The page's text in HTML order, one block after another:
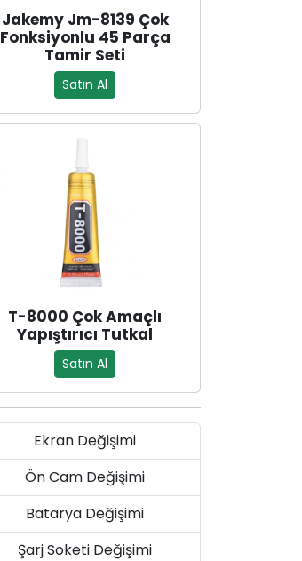
Jakemy Jm-8139 Çok
Fonksiyonlu 45 Parça
Tamir Seti
Satın Al
T-8000 Çok Amaçlı
Yapıştırıcı Tutkal
Satın Al
Ekran Değişimi
Ön Cam Değişimi
Batarya Değişimi
Şarj Soketi Değişimi